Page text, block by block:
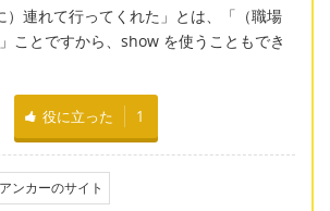
）連れて行ってくれた」とは、「（職場
ことですから、show を使うこともでき
役に立った 1
ンカーのサイト